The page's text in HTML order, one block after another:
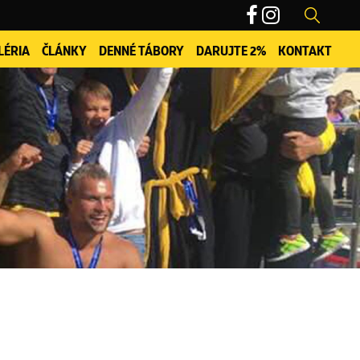
ČLÁNKY DENNÉ TÁBORY DARUJTE 2% KONTAKT